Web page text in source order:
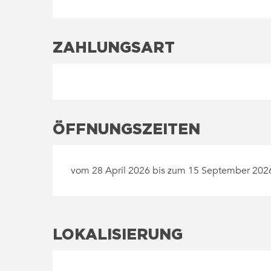
ZAHLUNGSART
ÖFFNUNGSZEITEN
vom 28 April 2026 bis zum 15 September
LOKALISIERUNG